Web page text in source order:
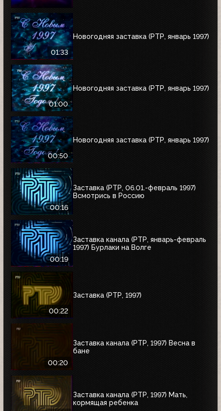
01:33
Новогодняя заставка (РТР, январь 1997)
01:00
Новогодняя заставка (РТР, январь 1997)
00:50
Новогодняя заставка (РТР, январь 1997)
00:16
Заставка (РТР, 06.01.-февраль 1997)
Всмотрись в Россию
00:19
Заставка канала (РТР, январь-февраль
1997) Бурлаки на Волге
00:22
Заставка (РТР, 1997)
00:20
Заставка канала (РТР, 1997) Весна в
бане
Заставка канала (РТР, 1997) Мать,
кормящая ребенка